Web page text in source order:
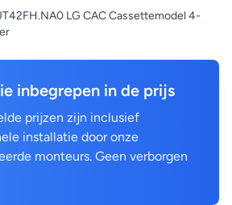
LG CAC Cassettemodel 4-
inbegrepen in de prijs
prijzen zijn inclusief
installatie door onze
monteurs. Geen verborgen